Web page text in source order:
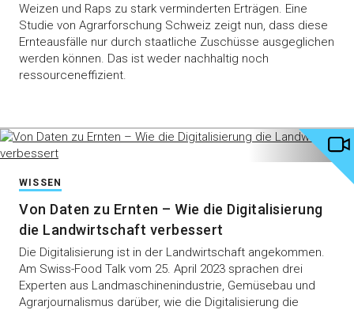
Weizen und Raps zu stark verminderten Erträgen. Eine
Studie von Agrarforschung Schweiz zeigt nun, dass diese
Ernteausfälle nur durch staatliche Zuschüsse ausgeglichen
werden können. Das ist weder nachhaltig noch
ressourceneffizient.
WISSEN
Von Daten zu Ernten – Wie die Digitalisierung
die Landwirtschaft verbessert
Die Digitalisierung ist in der Landwirtschaft angekommen.
Am Swiss-Food Talk vom 25. April 2023 sprachen drei
Experten aus Landmaschinenindustrie, Gemüsebau und
Agrarjournalismus darüber, wie die Digitalisierung die